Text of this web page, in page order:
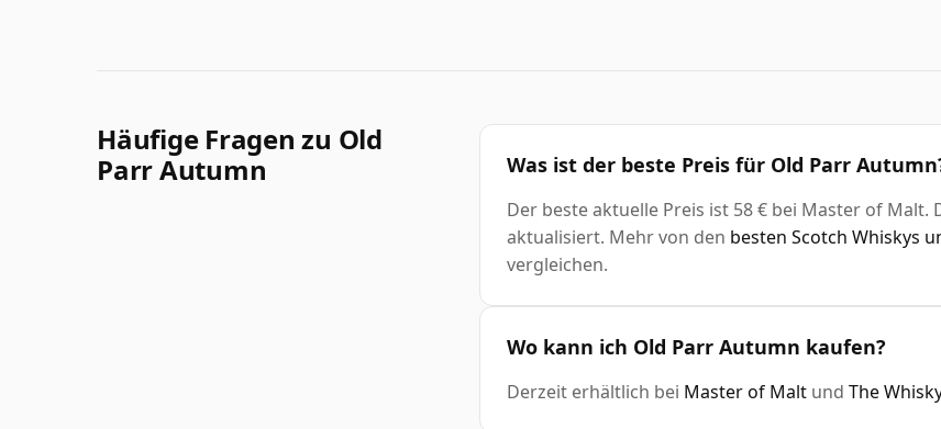
Häufige Fragen zu Old
Parr Autumn
Was ist der beste Preis für Old Parr
Der beste aktuelle Preis ist 58 € bei Master of
aktualisiert. Mehr von den besten Scotch Whiskys
vergleichen.
Wo kann ich Old Parr Autumn kaufen?
Derzeit erhältlich bei Master of Malt und The